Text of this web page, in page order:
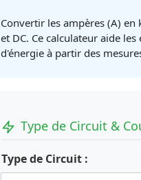
Convertir les ampères (A)
et DC. Ce calculateur aide
d'énergie à partir des
Type de Circuit &
Type de Circuit :